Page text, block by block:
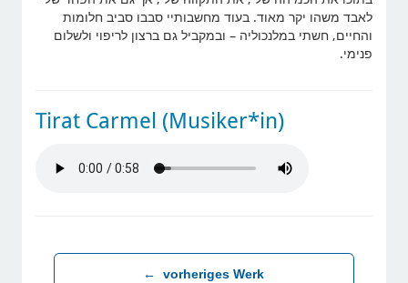
לאבד משהו יקר מאוד. בעוד מחשבותיי סבבו סביב חלומות
והחיים, חשתי במלנכוליה – ובמקביל גם ברצון לריפוי ולשלום
פנימי.
Tirat Carmel (Musiker*in)
← vorheriges Werk